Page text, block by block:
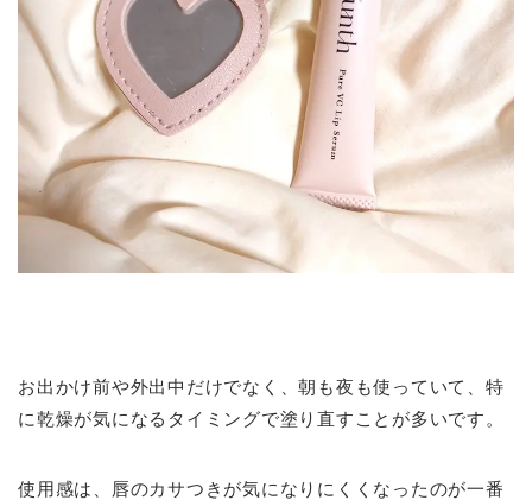
お出かけ前や外出中だけでなく、朝も夜も使っていて、特
に乾燥が気になるタイミングで塗り直すことが多いです。
使用感は、唇のカサつきが気になりにくくなったのが一番